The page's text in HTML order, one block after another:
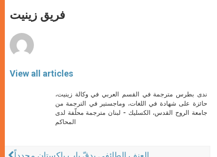
p
p
g
e
o
k
فريق زينيت
View all articles
ندى بطرس مترجمة في القسم العربي في وكالة زينيت،
حائزة على شهادة في اللغات، وماجستير في الترجمة من
جامعة الروح القدس، الكسليك - لبنان مترجمة محلّفة لدى
المحاكم